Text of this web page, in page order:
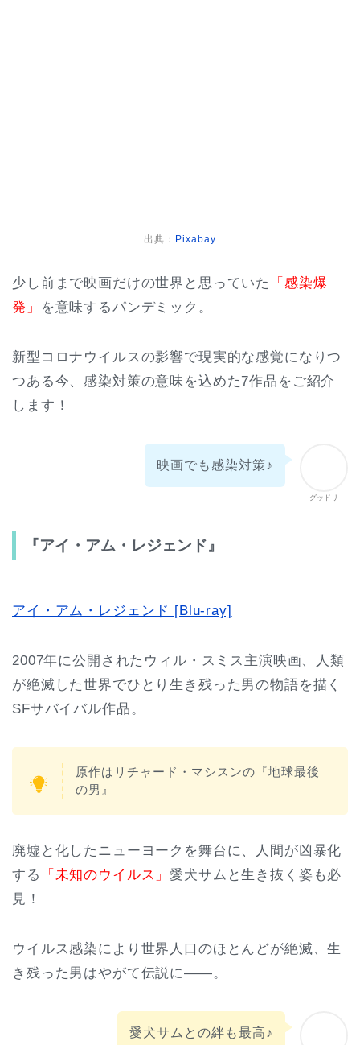
出典： Pixabay
少し前まで映画だけの世界と思っていた
「感染爆
発」
を意味するパンデミック。
新型コロナウイルスの影響で現実的な感覚になりつ
つある今、感染対策の意味を込めた7作品をご紹介
します！
グッドリ
映画でも感染対策♪
『アイ・アム・レジェンド』
アイ・アム・レジェンド [Blu-ray]
2007年に公開されたウィル・スミス主演映画、人類
が絶滅した世界でひとり生き残った男の物語を描く
SFサバイバル作品。
原作はリチャード・マシスンの『地球最後
の男』
廃墟と化したニューヨークを舞台に、人間が凶暴化
する
「未知のウイルス」愛犬サムと生き抜く姿も必
見！
ウイルス感染により世界人口のほとんどが絶滅、生
き残った男はやがて伝説に――。
愛犬サムとの絆も最高♪